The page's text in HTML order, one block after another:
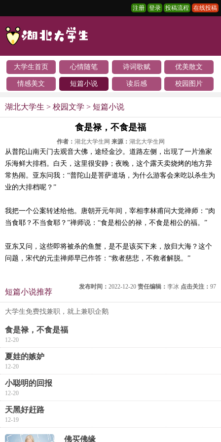
注册 登录 投稿流程 在线投稿
大学生首页 心情随笔 诗词歌赋 优美散文
情感美文 短篇小说 读后感 校园图片
湖北大学生 > 校园文学 > 短篇小说
食是禄，不食是福
作者： 湖北大学生网 来源： 湖北大学生网
从普陀山南天门去观音大佛，途经金沙。道路左侧，出现了一片渔家
乐海鲜大排档。白天，这里很安静；夜晚，这个露天卖烧烤的地方异
常热闹。亚东问我：“普陀山是菩萨道场，为什么游客会来吃以杀生为
业的大排档呢？”
我把一个公案转述给他。唐朝开元年间，宰相李林甫问大觉禅师：“肉
当食耶？不当食耶？”禅师说：“食是相公的禄，不食是相公的福。”
亚东又问，这些即将被杀的鱼蟹，是不是该买下来，放归大海？这个
问题，宋代的元圭禅师早已作答：“救者慈悲，不救者解脱。”
发布时间： 2022-12-20 责任编辑： 李冰 点击关注： 97
短篇小说推荐
大学生免费找兼职，就上兼职企鹅
食是禄，不食是福
12-20
夏娃的嫉妒
12-20
小聪明的回报
12-20
天黑好赶路
12-19
佛买佛缘